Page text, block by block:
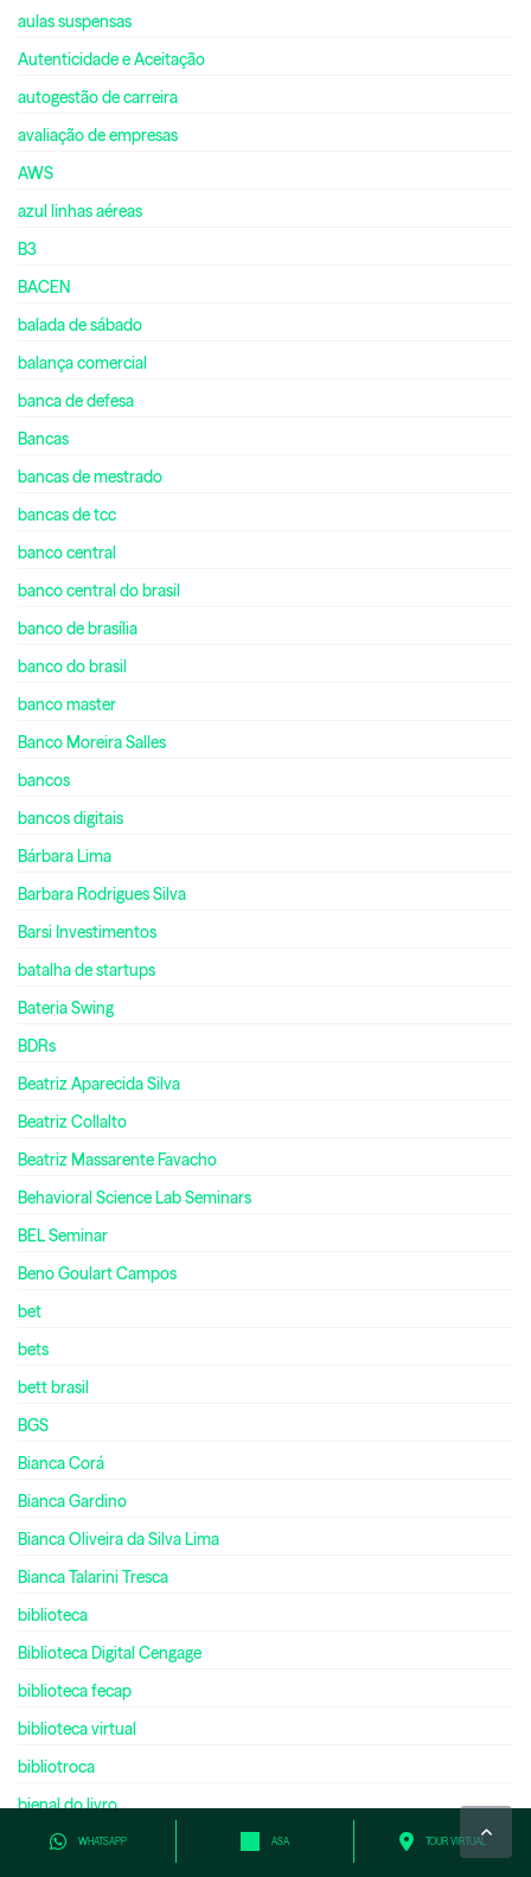
WHATSAPP ASA TOUR VIRTUAL
aulas suspensas
Autenticidade e Aceitação
autogestão de carreira
avaliação de empresas
AWS
azul linhas aéreas
B3
BACEN
balada de sábado
balança comercial
banca de defesa
Bancas
bancas de mestrado
bancas de tcc
banco central
banco central do brasil
banco de brasília
banco do brasil
banco master
Banco Moreira Salles
bancos
bancos digitais
Bárbara Lima
Barbara Rodrigues Silva
Barsi Investimentos
batalha de startups
Bateria Swing
BDRs
Beatriz Aparecida Silva
Beatriz Collalto
Beatriz Massarente Favacho
Behavioral Science Lab Seminars
BEL Seminar
Beno Goulart Campos
bet
bets
bett brasil
BGS
Bianca Corá
Bianca Gardino
Bianca Oliveira da Silva Lima
Bianca Talarini Tresca
biblioteca
Biblioteca Digital Cengage
biblioteca fecap
biblioteca virtual
bibliotroca
bienal do livro
bilíngue